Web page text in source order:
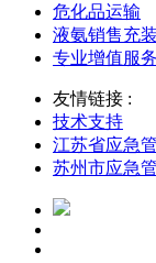
危化品运输
液氨销售充装
专业增值服务
友情链接 :
技术支持
江苏省应急
苏州市应急